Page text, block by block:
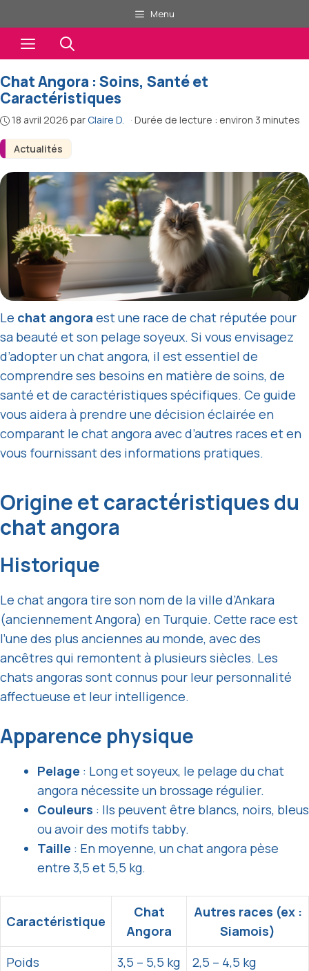
au
contenu
Menu
Menu
Actualités
Chat Angora : Soins, Santé et
Caractéristiques
18 avril 2026 par Claire D. · Durée de lecture : environ 3 minutes
Le chat angora est une race de chat réputée pour
sa beauté et son pelage soyeux. Si vous envisagez
d’adopter un chat angora, il est essentiel de
comprendre ses besoins en matière de soins, de
santé et de caractéristiques spécifiques. Ce guide
vous aidera à prendre une décision éclairée en
comparant le chat angora avec d’autres races et en
vous fournissant des informations pratiques.
Origine et caractéristiques du
chat angora
Historique
Le chat angora tire son nom de la ville d’Ankara
(anciennement Angora) en Turquie. Cette race est
l’une des plus anciennes au monde, avec des
ancêtres qui remontent à plusieurs siècles. Les
chats angoras sont connus pour leur personnalité
affectueuse et leur intelligence.
Apparence physique
Pelage : Long et soyeux, le pelage du chat
angora nécessite un brossage régulier.
Couleurs : Ils peuvent être blancs, noirs, bleus
ou avoir des motifs tabby.
Taille : En moyenne, un chat angora pèse
entre 3,5 et 5,5 kg.
Caractéristique
Chat
Angora
Autres races (ex :
Siamois)
Poids
3,5 – 5,5 kg
2,5 – 4,5 kg